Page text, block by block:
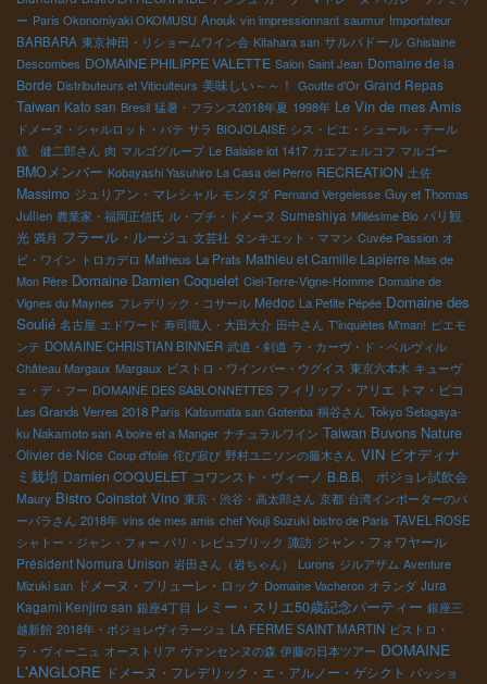
ー Paris Okonomiyaki OKOMUSU Anouk vin impressionnant saumur Importateur
BARBARA 東京神田・リショームワイン会 Kitahara san サルバドール Ghislaine
Descombes DOMAINE PHILIPPE VALETTE Salon Saint Jean Domaine de la
Borde Distributeurs et Viticulteurs 美味しい～～！ Goutte d’Or Grand Repas
Taiwan Kato san Bresil 猛暑・フランス2018年夏 1998年 Le Vin de mes Amis
ドメーヌ・シャルロット・バテ サラ BIOJOLAISE シス・ピエ・シュール・テール
鏡 健二郎さん 肉 マルゴグループ Le Balaise lot 1417 カエフェルコフ マルゴー
BMOメンバー Kobayashi Yasuhiro La Casa del Perro RECREATION 土佐
Massimo ジュリアン・マレシャル モンタダ Pernand Vergelesse Guy et Thomas
Jullien 農業家・福岡正信氏 ル・プチ・ドメーヌ Sumeshiya Millésime Bio パリ観
光 満月 フラール・ルージュ 文芸社 タンキエット・ママン Cuvée Passion オ
ビ・ワイン トロカデロ Matheus La Prats Mathieu et Camille Lapierre Mas de
Mon Père Domaine Damien Coquelet Ciel-Terre-Vigne-Homme Domaine de
Vignes du Maynes フレデリック・コサール Medoc La Petite Pépée Domaine des
Soulié 名古屋 エドワード 寿司職人・大田大介 田中さん T'inquiètes M'man! ピエモ
ンテ DOMAINE CHRISTIAN BINNER 武道・剣道 ラ・カーヴ・ド・ベルヴィル
Château Margaux Margaux ビストロ・ワインバー・ウグイス 東京六本木 キューヴ
ェ・デ・フー DOMAINE DES SABLONNETTES フィリップ・アリエ トマ・ピコ
Les Grands Verres 2018 Paris Katsumata san Gotenba 桐谷さん Tokyo Setagaya-
ku Nakamoto san A boire et a Manger ナチュラルワイン Taiwan Buvons Nature
Olivier de Nice Coup d'folie 侘び寂び 野村ユニソンの藤木さん VIN ビオディナ
ミ栽培 Damien COQUELET コワンスト・ヴィーノ B.B.B. ボジョレ試飲会
Maury Bistro Coinstot Vino 東京・渋谷・高太郎さん 京都 台湾インポーターのバ
ーバラさん 2018年 vins de mes amis chef Youji Suzuki bistro de Paris TAVEL ROSE
シャトー・ジャン・フォー パリ・レピュブリック 諏訪 ジャン・フォワヤール
Président Nomura Unison 岩田さん（岩ちゃん） Lurons ジルアザム Aventure
Mizuki san ドメーヌ・プリューレ・ロック Domaine Vacheron オランダ Jura
Kagami Kenjiro san 銀座4丁目 レミー・スリエ50歳記念パーティー 銀座三
越新館 2018年・ボジョレヴィラージュ LA FERME SAINT MARTIN ビストロ・
ラ・ヴィーニュ オーストリア ヴァンセンヌの森 伊藤の日本ツアー DOMAINE
L'ANGLORE ドメーヌ・フレデリック・エ・アルノー・ゲシクト パッショ